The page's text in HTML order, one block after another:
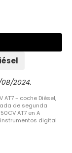
2024.
AT7 - coche Diésel,
de segunda
AT7 en A
digital